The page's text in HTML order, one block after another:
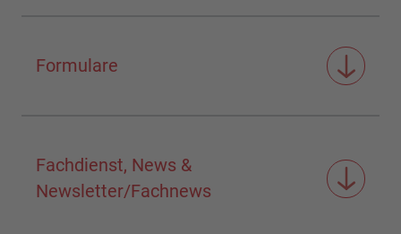
Formulare
Fachdienst, News &
Newsletter/Fachnews